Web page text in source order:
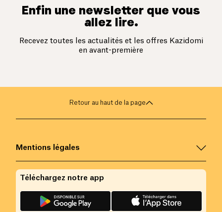
Enfin une newsletter que vous
allez lire.
Recevez toutes les actualités et les offres Kazidomi
en avant-première
Retour au haut de la page
Mentions légales
Téléchargez notre app